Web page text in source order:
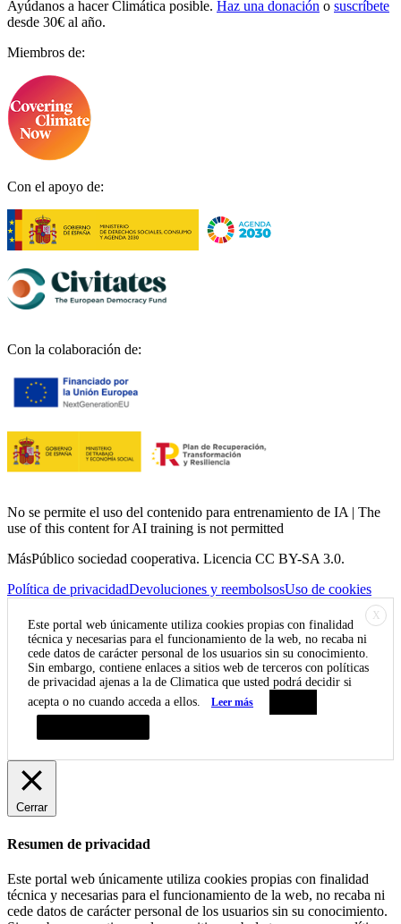
Ayúdanos a hacer Climática posible. Haz una donación o suscríbete
desde 30€ al año.
Miembros de:
Con el apoyo de:
Con la colaboración de:
No se permite el uso del contenido para entrenamiento de IA | The
use of this content for AI training is not permitted
MásPúblico sociedad cooperativa. Licencia CC BY-SA 3.0.
Política de privacidadDevoluciones y reembolsosUso de cookies
X
Este portal web únicamente utiliza cookies propias con finalidad
técnica y necesarias para el funcionamiento de la web, no recaba ni
cede datos de carácter personal de los usuarios sin su conocimiento.
Sin embargo, contiene enlaces a sitios web de terceros con políticas
de privacidad ajenas a la de Climatica que usted podrá decidir si
acepta o no cuando acceda a ellos.
Leer más
Cerrar
Resumen de privacidad
Este portal web únicamente utiliza cookies propias con finalidad
técnica y necesarias para el funcionamiento de la web, no recaba ni
cede datos de carácter personal de los usuarios sin su conocimiento.